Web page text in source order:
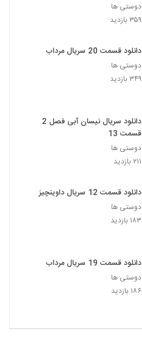
دوستی ها
۳۵۹ بازدید
دانلود قسمت 20 سریال مرداب
دوستی ها
۳۴۹ بازدید
دانلود سریال نیسان آبی فصل 2
قسمت 13
دوستی ها
۲۱۱ بازدید
دانلود قسمت 12 سریال داوینچیز
دوستی ها
۱۸۳ بازدید
دانلود قسمت 19 سریال مرداب
دوستی ها
۱۸۶ بازدید